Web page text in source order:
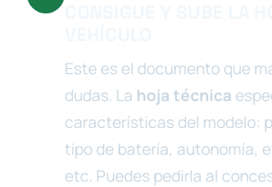
Este es el documento que
dudas. La hoja técnica
características del modelo:
tipo de batería, autonomía,
etc. Puedes pedirla al